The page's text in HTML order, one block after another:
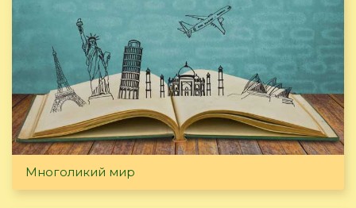
Многоликий мир